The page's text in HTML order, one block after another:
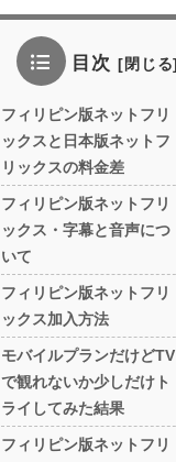
目次
フィリピン版ネットフリ
ックスと日本版ネットフ
リックスの料金差
フィリピン版ネットフリ
ックス・字幕と音声につ
いて
フィリピン版ネットフリ
ックス加入方法
モバイルプランだけどTV
で観れないか少しだけト
ライしてみた結果
フィリピン版ネットフリ